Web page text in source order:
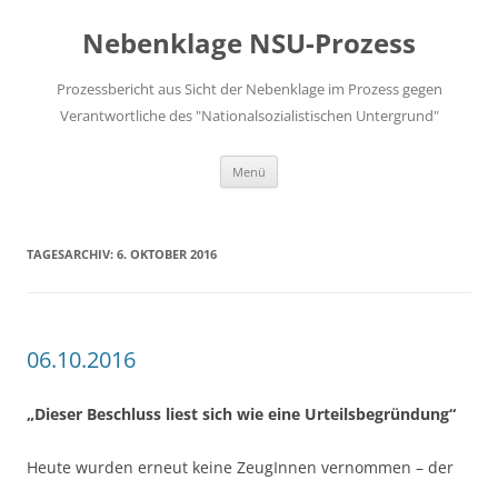
springenNebenklage NSU-Prozess
Prozessbericht aus Sicht der Nebenklage im Prozess gegen
Verantwortliche des "Nationalsozialistischen Untergrund"
Menü
TAGESARCHIV: 6. OKTOBER 2016
06.10.2016
„Dieser Beschluss liest sich wie eine Urteilsbegründung“
Heute wurden erneut keine ZeugInnen vernommen – der